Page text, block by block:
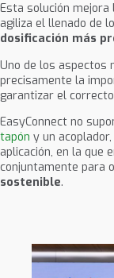
Esta solución mejora
agiliza el llenado de
dosificación más
Uno de los aspectos
precisamente la
garantizar el
EasyConnect no
tapón y un
aplicación, en la que
conjuntamente para
sostenible.